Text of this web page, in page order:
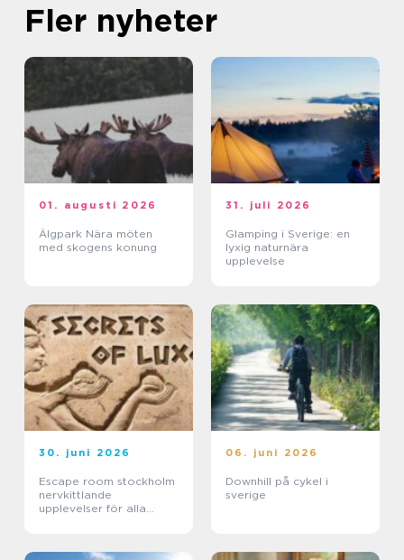
Fler nyheter
01. augusti 2026
Älgpark Nära möten
med skogens konung
31. juli 2026
Glamping i Sverige: en
lyxig naturnära
upplevelse
30. juni 2026
Escape room stockholm
nervkittlande
upplevelser för alla
06. juni 2026
Downhill på cykel i
sverige